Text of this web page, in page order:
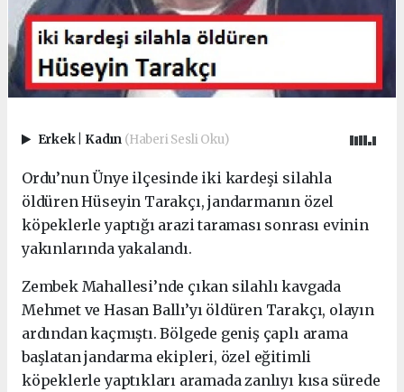
Erkek Kadın (Haberi Sesli Oku)
Ordu’nun Ünye ilçesinde iki kardeşi silahla
öldüren Hüseyin Tarakçı, jandarmanın özel
köpeklerle yaptığı arazi taraması sonrası evinin
yakınlarında yakalandı.
Zembek Mahallesi’nde çıkan silahlı kavgada
Mehmet ve Hasan Ballı’yı öldüren Tarakçı, olayın
ardından kaçmıştı. Bölgede geniş çaplı arama
başlatan jandarma ekipleri, özel eğitimli
köpeklerle yaptıkları aramada zanlıyı kısa sürede